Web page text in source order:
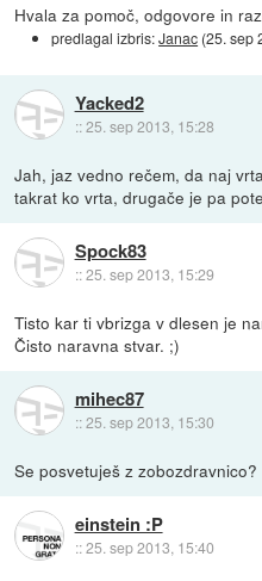
Hvala za pomoč, odgovore in
predlagal izbris:Janac (25. sep
Yacked2
::25. sep 2013, 15:28
Jah, jaz vedno rečem, da naj
takrat ko vrta, drugače je pa
Spock83
::25. sep 2013, 15:29
Tisto kar ti vbrizga v dlesen je
Čisto naravna stvar. ;)
mihec87
::25. sep 2013, 15:30
Se posvetuješ z zobozdravnico?
einstein :P
::25. sep 2013, 15:40